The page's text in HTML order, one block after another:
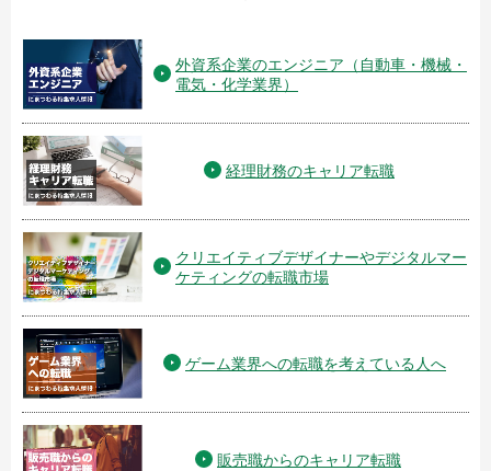
外資系企業のエンジニア（自動車・機械・
電気・化学業界）
経理財務のキャリア転職
クリエイティブデザイナーやデジタルマー
ケティングの転職市場
ゲーム業界への転職を考えている人へ
販売職からのキャリア転職